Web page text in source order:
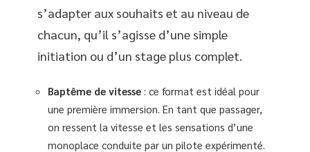
s’adapter aux souhaits et au niveau de
chacun, qu’il s’agisse d’une simple
initiation ou d’un stage plus complet.
Baptême de vitesse : ce format est idéal pour
une première immersion. En tant que passager,
on ressent la vitesse et les sensations d’une
monoplace conduite par un pilote expérimenté.